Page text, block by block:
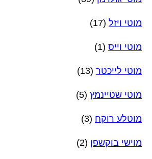
מוטי ויזל (17)
מוטי וייס (1)
מוטי לייכטר (13)
מוטי שטיינמץ (5)
מוטלע רוקח (3)
מוישי בוקשפן (2)